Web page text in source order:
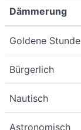
Dämmerung
Goldene Stunde
Bürgerlich
Nautisch
Astronomisch